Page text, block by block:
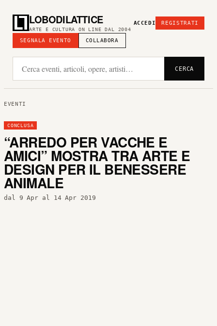
LOBODILATTICE
ARTE E CULTURA ON LINE DAL 2004
SEGNALA EVENTO COLLABORA
ACCEDI REGISTRATI
CERCA
EVENTI
CONCLUSA
“ARREDO PER VACCHE E
AMICI” MOSTRA TRA ARTE E
DESIGN PER IL BENESSERE
ANIMALE
dal 9 Apr al 14 Apr 2019